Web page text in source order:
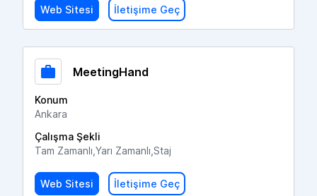
Web Sitesi İletişime Geç
MeetingHand
Konum
Ankara
Çalışma Şekli
Tam Zamanlı,Yarı Zamanlı,Staj
Web Sitesi İletişime Geç